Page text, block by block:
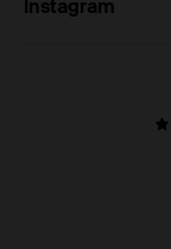
Instagram